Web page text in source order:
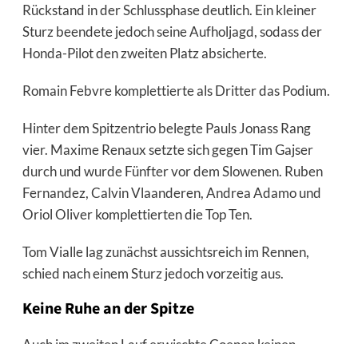
Rückstand in der Schlussphase deutlich. Ein kleiner
Sturz beendete jedoch seine Aufholjagd, sodass der
Honda-Pilot den zweiten Platz absicherte.
Romain Febvre komplettierte als Dritter das Podium.
Hinter dem Spitzentrio belegte Pauls Jonass Rang
vier. Maxime Renaux setzte sich gegen Tim Gajser
durch und wurde Fünfter vor dem Slowenen. Ruben
Fernandez, Calvin Vlaanderen, Andrea Adamo und
Oriol Oliver komplettierten die Top Ten.
Tom Vialle lag zunächst aussichtsreich im Rennen,
schied nach einem Sturz jedoch vorzeitig aus.
Keine Ruhe an der Spitze